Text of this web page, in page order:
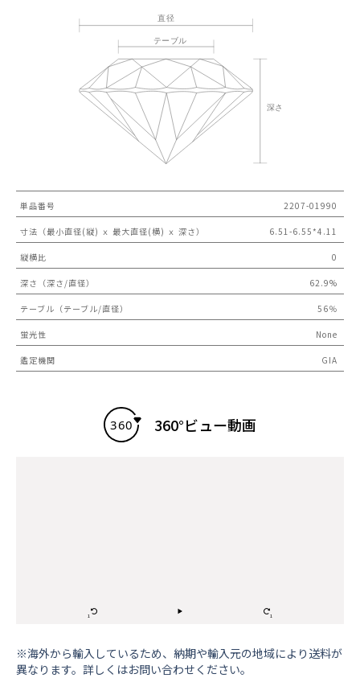
単品番号 2207-01990
寸法（最小直径(縦) ｘ 最大直径(横) ｘ 深さ） 6.51-6.55*4.11
縦横比 0
深さ（深さ/直径） 62.9%
テーブル（テーブル/直径） 56％
蛍光性 None
鑑定機関 GIA
360°ビュー動画
※海外から輸⼊しているため、納期や輸⼊元の地域により送料が
異なります。詳しくはお問い合わせください。